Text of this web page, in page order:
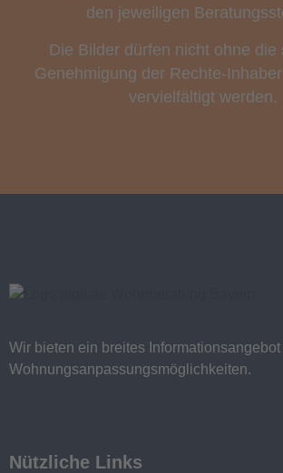
den jeweiligen
Die Bilder dürfen nicht ohne die
Genehmigung der Rechte-
vervielfältigt werden.
Wir bieten ein breites Informationsangebot
Wohnungsanpassungsmöglichkeiten.
Nützliche Links